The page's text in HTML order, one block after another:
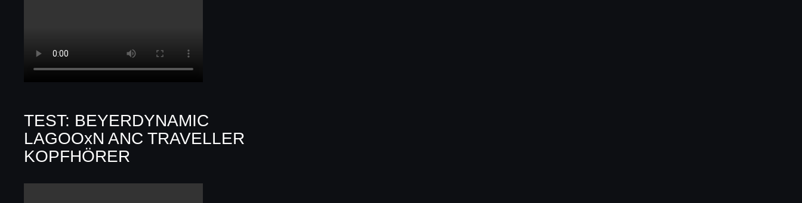
TEST: BEYERDYNAMIC
LAGOOxN ANC TRAVELLER
KOPFHÖRER